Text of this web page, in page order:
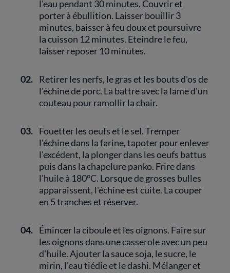
l'eau pendant 30 minutes. Couvrir et
porter à ébullition. Laisser bouillir 3
minutes, baisser à feu doux et poursuivre
la cuisson 12 minutes. Eteindre le feu,
laisser reposer 10 minutes.
02. Retirer les nerfs, le gras et les bouts d'os de
l'échine de porc. La battre avec la lame d'un
couteau pour ramollir la chair.
03. Fouetter les oeufs et le sel. Tremper
l'échine dans la farine, tapoter pour enlever
l'excédent, la plonger dans les oeufs battus
puis dans la chapelure panko. Frire dans
l'huile à 180°C. Lorsque de grosses bulles
apparaissent, l'échine est cuite. La couper
en 5 tranches et réserver.
04. Émincer la ciboule et les oignons. Faire sur
les oignons dans une casserole avec un peu
d'huile. Ajouter la sauce soja, le sucre, le
mirin, l'eau tiédie et le dashi. Mélanger et